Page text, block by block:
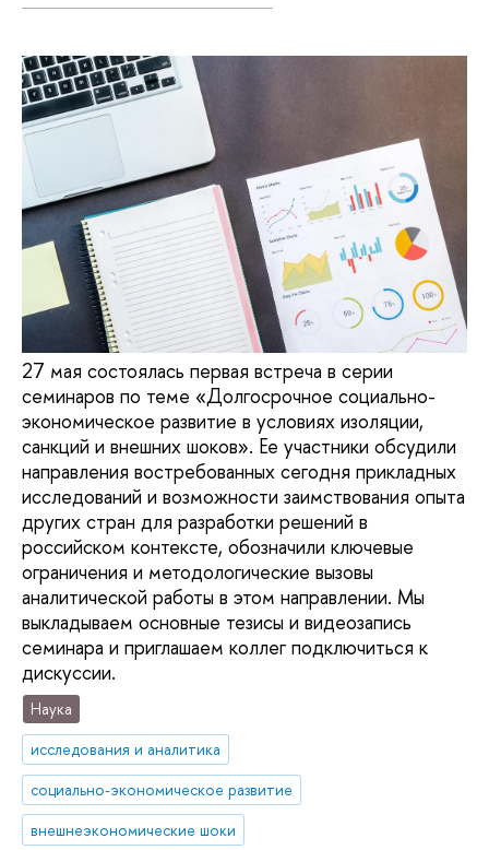
27 мая состоялась первая встреча в серии
семинаров по теме «Долгосрочное социально-
экономическое развитие в условиях изоляции,
санкций и внешних шоков». Ее участники обсудили
направления востребованных сегодня прикладных
исследований и возможности заимствования опыта
других стран для разработки решений в
российском контексте, обозначили ключевые
ограничения и методологические вызовы
аналитической работы в этом направлении. Мы
выкладываем основные тезисы и видеозапись
семинара и приглашаем коллег подключиться к
дискуссии.
Наука
исследования и аналитика
cоциально-экономическое развитие
внешнеэкономические шоки